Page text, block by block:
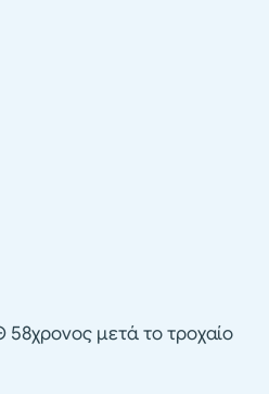
μετά το τροχαίο